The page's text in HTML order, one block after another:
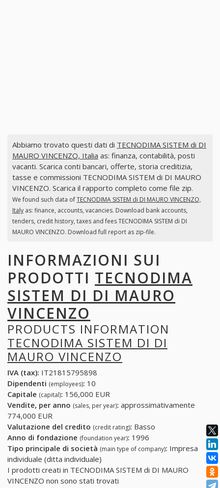
Abbiamo trovato questi dati di TECNODIMA SISTEM di DI
MAURO VINCENZO, Italia as: finanza, contabilità, posti
vacanti. Scarica conti bancari, offerte, storia creditizia,
tasse e commissioni TECNODIMA SISTEM di DI MAURO
VINCENZO. Scarica il rapporto completo come file zip.
We found such data ofTECNODIMA SISTEM di DI MAURO VINCENZO,
Italyas: finance, accounts, vacancies. Download bank accounts,
tenders, credit history, taxes and fees TECNODIMA SISTEM di DI
MAURO VINCENZO. Download full report as zip-file.
INFORMAZIONI SUI
PRODOTTI TECNODIMA
SISTEM DI DI MAURO
VINCENZO
PRODUCTS INFORMATION
TECNODIMA SISTEM DI DI
MAURO VINCENZO
IVA (tax): IT21815795898
Dipendenti (employees): 10
Capitale (capital): 156,000 EUR
Vendite, per anno (sales, per year): approssimativamente
774,000 EUR
Valutazione del credito (credit rating): Basso
Anno di fondazione (foundation year): 1996
Tipo principale di società (main type of company): Impresa
individuale (ditta individuale)
I prodotti creati in TECNODIMA SISTEM di DI MAURO
VINCENZO non sono stati trovati